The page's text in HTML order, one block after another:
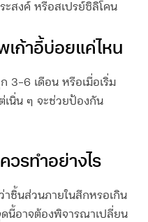
ะสงค์ หรือสเปรย์ซิลิโคน
เก้าอี้บ่อยแค่ไหน
3-6 เดือน หรือเมื่อเริ่ม
เนิ่น ๆ จะช่วยป้องกัน
รทำอย่างไร
าชิ้นส่วนภายในสึกหรอเกิน
ดนี้อาจต้องพิจารณาเปลี่ยน